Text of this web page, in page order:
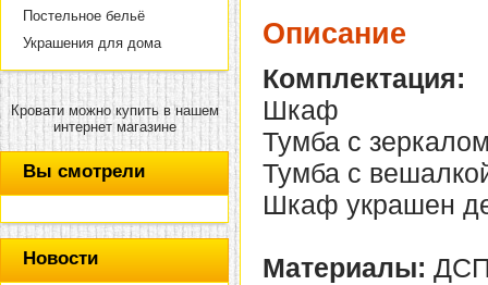
Постельное бельё
Украшения для дома
Кровати можно купить в нашем
интернет магазине
Вы смотрели
Новости
Описание
Комплектация:
Шкаф
Тумба с
Тумба с
Шкаф украшен
Материалы: